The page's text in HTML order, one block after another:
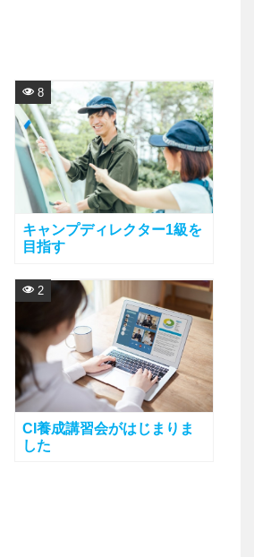
キャンプディレクター1級を
目指す
8
CI養成講習会がはじまりま
した
2